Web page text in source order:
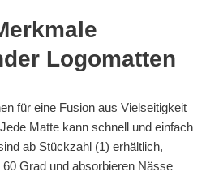
Logomatten
für eine Fusion aus Vielseitigkeit
Matte kann schnell und einfach
ab Stückzahl (1) erhältlich,
Grad und absorbieren Nässe